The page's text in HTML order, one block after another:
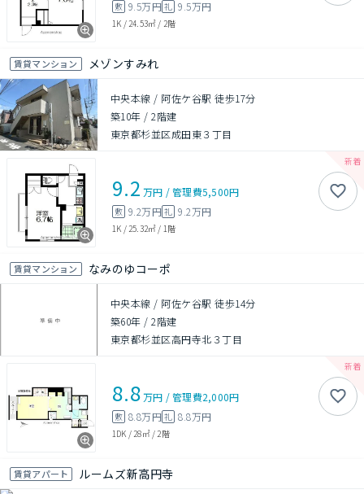
敷 9.5万円礼 9.5万円
1K / 24.53㎡ / 2階
賃貸マンション メゾンすみれ
中央本線 / 阿佐ケ谷駅 徒歩17分
築10年 /2階建
東京都杉並区成田東３丁目
9.2 万円 /管理費5,500円
敷 9.2万円礼 9.2万円
1K / 25.32㎡ / 1階
賃貸マンション なみのゆコーポ
中央本線 / 阿佐ケ谷駅 徒歩14分
築60年 /2階建
東京都杉並区高円寺北３丁目
8.8万円 /管理費2,000円
敷 8.8万円礼 8.8万円
1DK / 28㎡/ 2階
賃貸アパート ルームズ新高円寺